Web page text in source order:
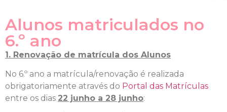
Alunos matriculados no
6.º ano
1. Renovação de matrícula dos Alunos
No 6.º ano a matrícula/renovação é realizada
obrigatoriamente através do Portal das Matrículas
entre os dias 22 junho a 28 junho: